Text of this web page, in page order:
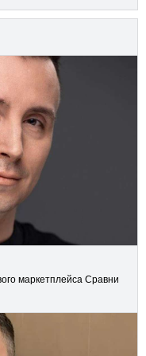
маркетплейса Сравни